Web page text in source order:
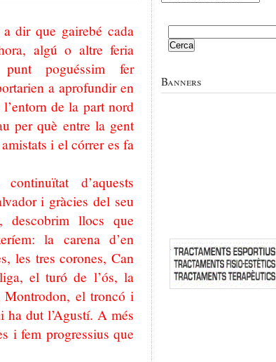
dir que gairebé cada
algú o altre feria
poguéssim fer
a aprofundir en
de la part nord
per què entre la gent
i el córrer es fa
d’aquests
i gràcies del seu
descobrim llocs que
la carena d’en
les tres corones, Can
el turó de l’ós, la
el troncó i
ha dut l’Agustí. A més
i fem progressius que
Banners